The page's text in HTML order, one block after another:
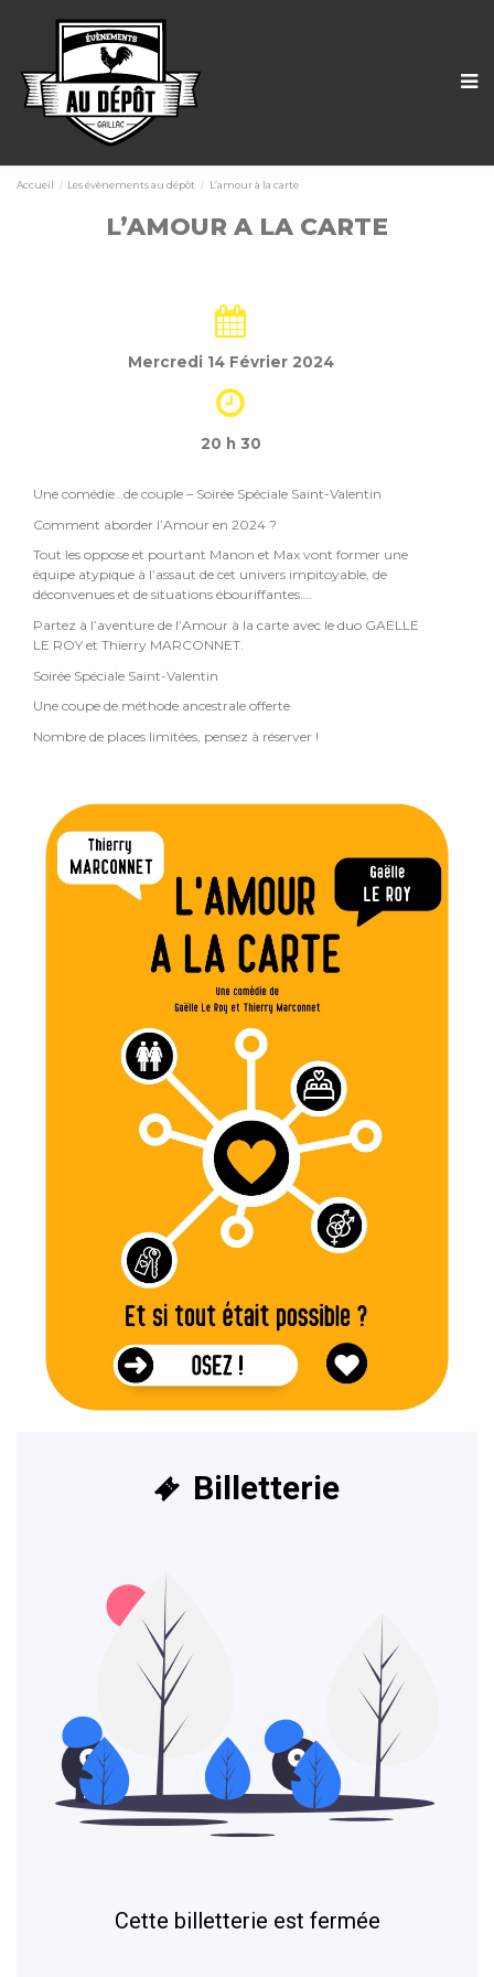
Accueil Les évènements au dépôt L’amour à la carte
L’AMOUR A LA CARTE
Mercredi 14 Février 2024
20 h 30
Une comédie…de couple – Soirée Spéciale Saint-Valentin
Comment aborder l’Amour en 2024 ?
Tout les oppose et pourtant Manon et Max vont former une
équipe atypique à l’assaut de cet univers impitoyable, de
déconvenues et de situations ébouriffantes….
Partez à l’aventure de l’Amour à la carte avec le duo GAELLE
LE ROY et Thierry MARCONNET.
Soirée Spéciale Saint-Valentin
Une coupe de méthode ancestrale offerte
Nombre de places limitées, pensez à réserver !